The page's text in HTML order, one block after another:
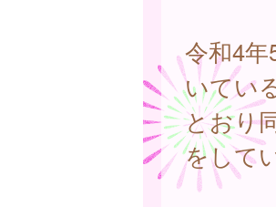
令和4
いてい
とおり
をして